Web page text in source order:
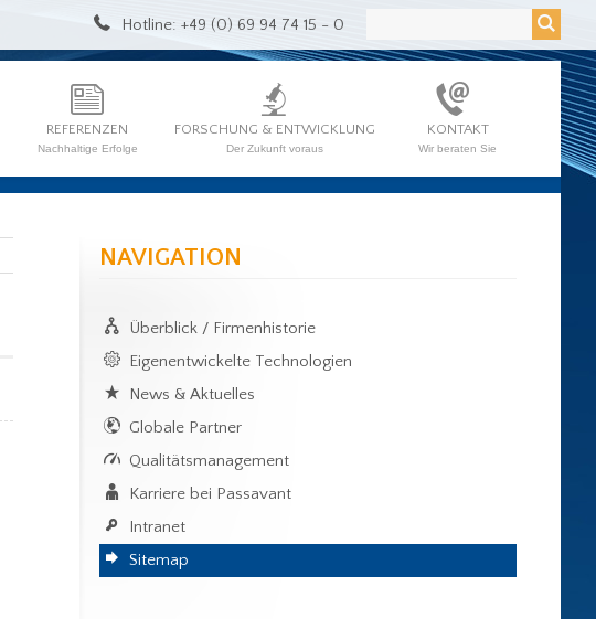
Hotline: +49 (0) 69 94 74 15 - 0
REFERENZEN
Nachhaltige Erfolge
FORSCHUNG & ENTWICKLUNG
Der Zukunft voraus
KONTAKT
Wir beraten Sie
NAVIGATION
Überblick / Firmenhistorie
Eigenentwickelte Technologien
News & Aktuelles
Globale Partner
Qualitätsmanagement
Karriere bei Passavant
Intranet
Sitemap